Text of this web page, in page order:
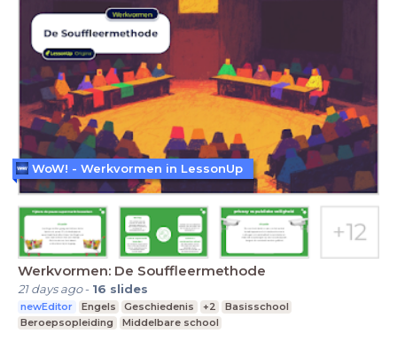
Werkvormen: De Souffleermethode
21 days ago- 16 slides
newEditor Engels Geschiedenis +2
Basisschool
Beroepsopleiding
Middelbare school
WoW! - Werkvormen in LessonUp